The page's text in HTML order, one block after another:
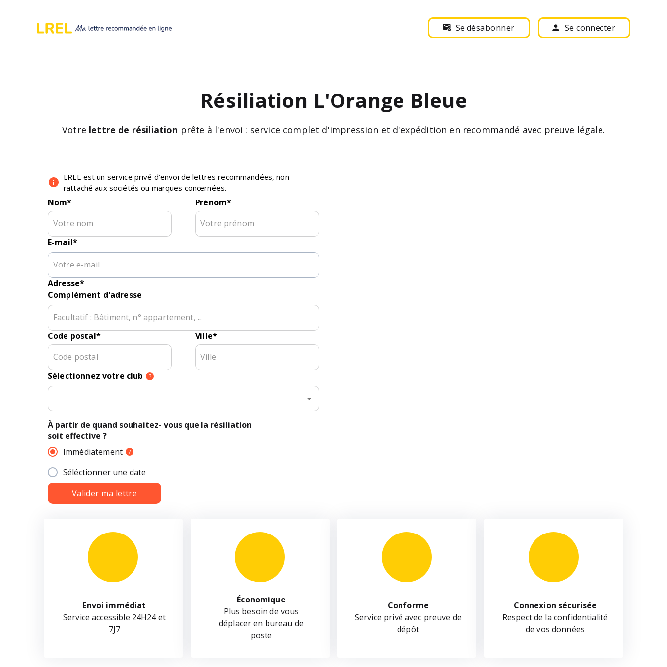
Se désabonner Se connecter
Résiliation L'Orange Bleue
Votre lettre de résiliation prête à l'envoi : service complet d'impression et d'expédition en recommandé avec preuve légale.
LREL est un service privé d’envoi de lettres recommandées, non
rattaché aux sociétés ou marques concernées.
Nom* Prénom*
E-mail*
Adresse*
Complément d'adresse
Code postal* Ville*
Sélectionnez votre club ?
À partir de quand souhaitez- vous que la résiliation
soit effective ?
Immédiatement
?
Séléctionner une date
Valider ma lettre
Envoi immédiat
Service accessible 24H24 et
7J7
Économique
Plus besoin de vous
déplacer en bureau de
poste
Conforme
Service privé avec preuve de
dépôt
Connexion sécurisée
Respect de la confidentialité
de vos données